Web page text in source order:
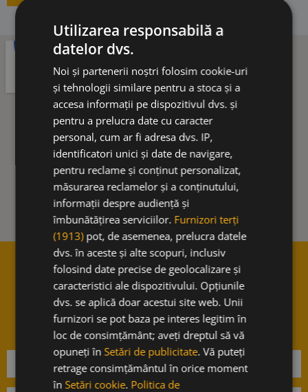
Vrei sa stii cand avem noutati?
Aboneaza-te la newsletter-ul
nostru.
Utilizarea responsabilă a
datelor dvs.
Noi și partenerii noștri folosim cookie-uri
și tehnologii similare pentru a stoca și a
accesa informații pe dispozitivul dvs. și
pentru a prelucra date cu caracter
personal, cum ar fi adresa dvs. IP,
identificatori unici și date de navigare,
pentru reclame și conținut personalizat,
măsurarea reclamelor și a conținutului,
informații despre audiență și
îmbunătățirea serviciilor. Furnizori terți
(1913)pot, de asemenea, prelucra datele
dvs. în aceste și alte scopuri, inclusiv
folosind date precise de geolocalizare și
caracteristici ale dispozitivului. Opțiunile
dvs. se aplică doar acestui site web. Unii
furnizori se pot baza pe interes legitim în
loc de consimțământ; aveți dreptul să vă
opuneți în Setări de publicitate. Vă puteți
retrage consimțământul în orice moment
în Setări cookie. Politica de